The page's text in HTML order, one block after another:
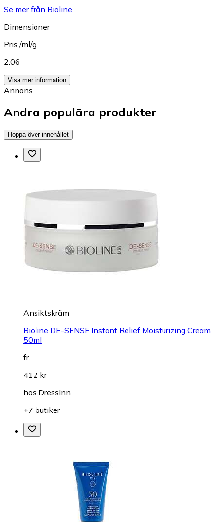
Se mer från Bioline
Dimensioner
Pris /ml/g
2.06
Visa mer information
Annons
Andra populära produkter
Hoppa över innehållet
Ansiktskräm
Bioline DE-SENSE Instant Relief Moisturizing Cream
50ml
fr.
412 kr
hos DressInn
+7 butiker